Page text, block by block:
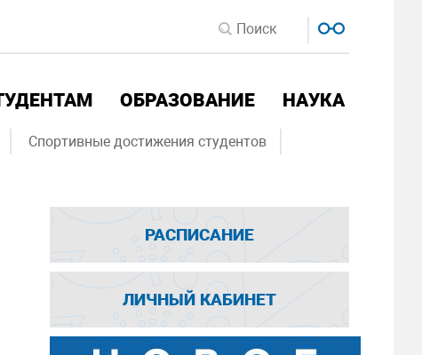
ОБРАЗОВАНИЕ НАУКА
Спортивные достижения студентов
РАСПИСАНИЕ
ЛИЧНЫЙ КАБИНЕТ